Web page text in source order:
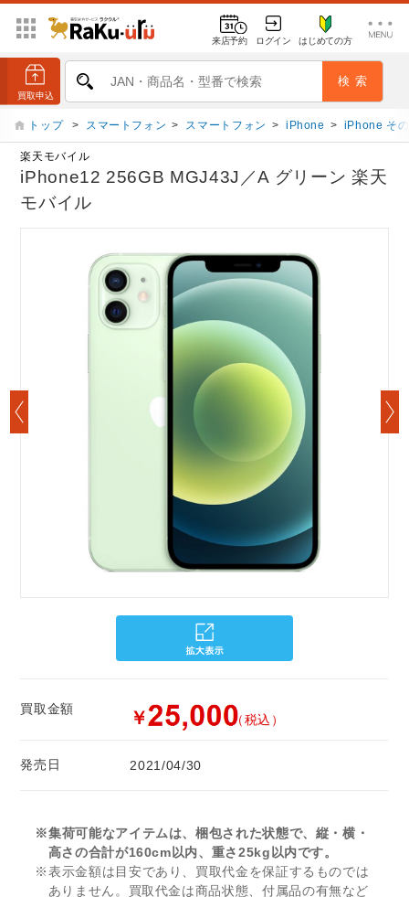
来店予約 ログイン はじめての方
トップ > スマートフォン > スマートフォン > iPhone > iPhone そ
楽天モバイル
iPhone12 256GB MGJ43J／A グリーン 楽天
モバイル
買取金額 ￥ （税込）
発売日 2021/04/30
※集荷可能なアイテムは、梱包された状態で、縦・横・
高さの合計が160cm以内、重さ25kg以内です。
※表示金額は目安であり、買取代金を保証するものでは
ありません。買取代金は商品状態、付属品の有無など